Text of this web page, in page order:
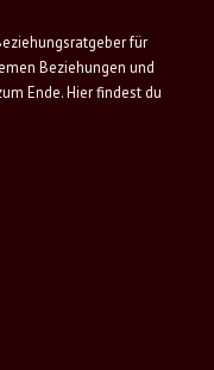
für
Beziehungen und
Ende. Hier findest du